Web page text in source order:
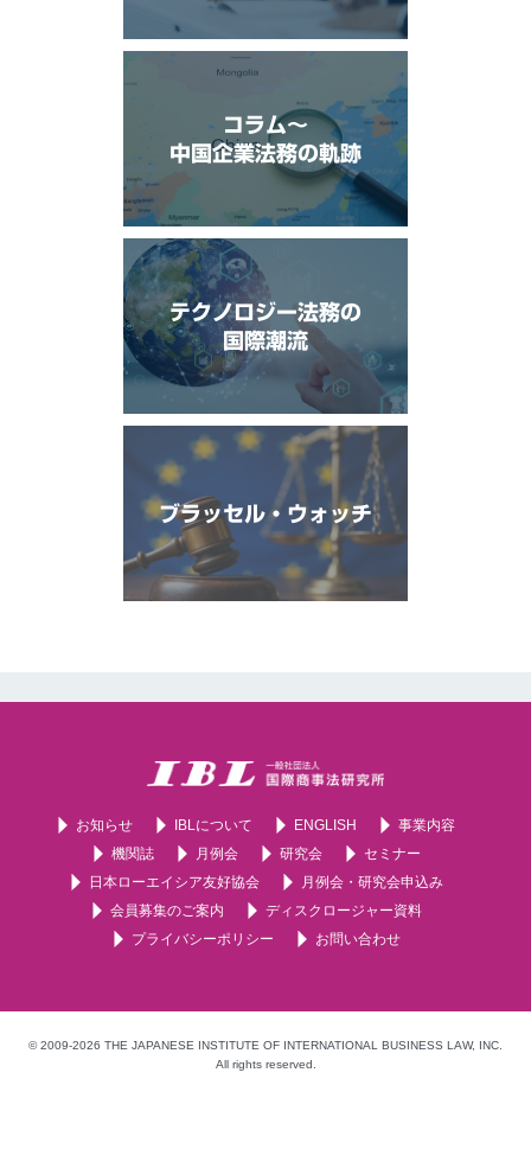
コラム〜
中国企業法務の軌跡
テクノロジー法務の
国際潮流
ブラッセル・ウォッチ
お知らせ IBLについて ENGLISH
事業内容
機関誌
月例会 研究会
セミナー
日本ローエイシア友好協会
月例会・研究会申込み
会員募集のご案内
ディスクロージャー資料
プライバシーポリシー
お問い合わせ
© 2009-2026 THE JAPANESE INSTITUTE OF INTERNATIONAL BUSINESS LAW, INC.
All rights reserved.